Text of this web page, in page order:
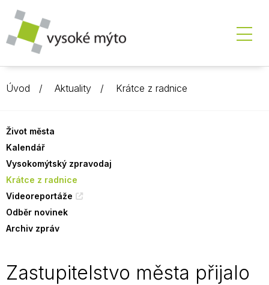
Úvod Aktuality Krátce z radnice
Život města
Kalendář
Vysokomýtský zpravodaj
Krátce z radnice
Videoreportáže
Odběr novinek
Archiv zpráv
Zastupitelstvo města přijalo